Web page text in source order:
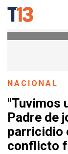
NACIONAL
"Tuvimos
Padre de
parricidio
conflicto